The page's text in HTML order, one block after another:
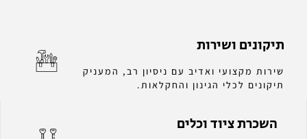
תיקונים ושירות
שירות מקצועי ואדיב עם ניסיון רב, המעניק
תיקונים לכלי הגינון והחקלאות.
השכרת ציוד וכלים